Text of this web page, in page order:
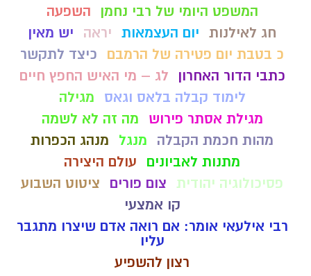
המשפט היומי של רבי נחמן
השפעה
חג לאילנות יום העצמאות יראה
יש מאין
כ בטבת יום פטירה של הרמבם
כיצד לתקשר
כתבי הדור האחרון
לג – מי האיש החפץ חיים
לימוד קבלה בלאס וגאס
מגילה
מגילת אסתר פירוש
מה זה לא לשמה
מהות חכמת הקבלה
מנגל
מנהג הכפרות
מתנות לאביונים
עולם היצירה
פסיכולוגיה יהודית צום פורים
ציטוט השבוע
קו אמצעי
רבי אילעאי אומר: אם רואה אדם שיצרו מתגבר
עליו
רצון להשפיע